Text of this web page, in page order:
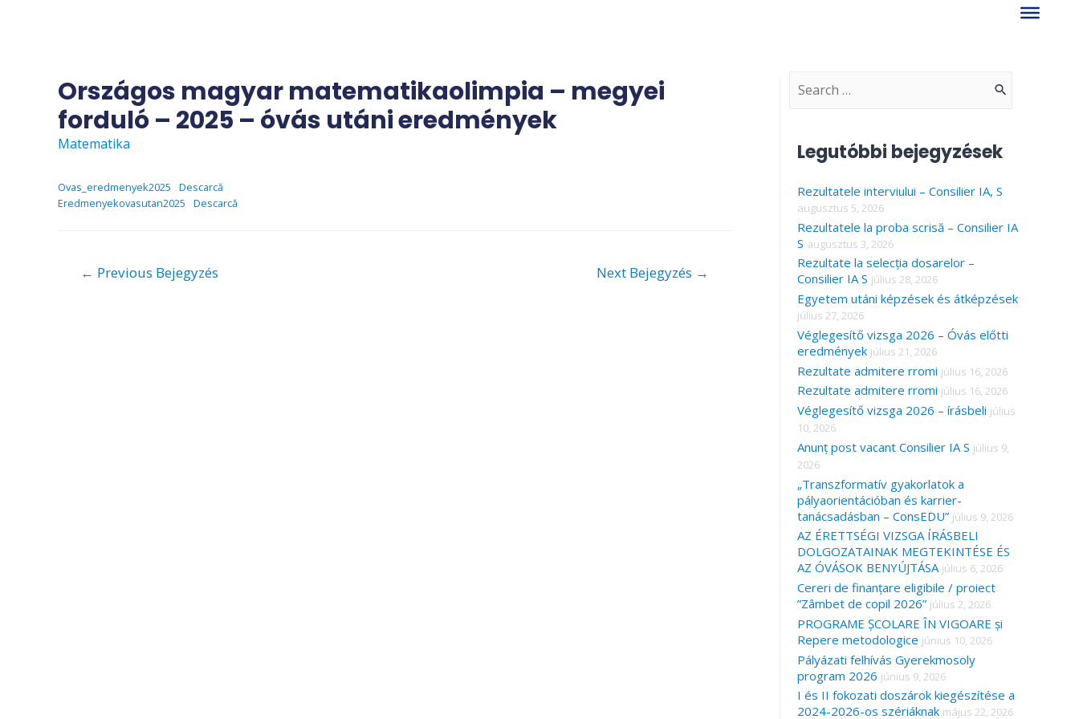
Országos magyar matematikaolimpia – megyei
forduló – 2025 – óvás utáni eredmények
Matematika
Ovas_eredmenyek2025
Descarcă
Eredmenyekovasutan2025
Descarcă
Bejegyzés
← Previous Bejegyzés Next Bejegyzés →
S
c
h
f
o
r
:
Legutóbbi bejegyzések
Rezultatele interviului – Consilier IA, S
augusztus 5, 2026
Rezultatele la proba scrisă – Consilier IA
S augusztus 3, 2026
Rezultate la selecția dosarelor –
Consilier IA S július 28, 2026
Egyetem utáni képzések és átképzések
július 27, 2026
Véglegesítő vizsga 2026 – Óvás előtti
eredmények július 21, 2026
Rezultate admitere rromi július 16, 2026
Rezultate admitere rromi július 16, 2026
Véglegesítő vizsga 2026 – írásbeli július
10, 2026
Anunț post vacant Consilier IA S július 9,
2026
„Transzformatív gyakorlatok a
pályaorientációban és karrier-
tanácsadásban – ConsEDU” július 9, 2026
AZ ÉRETTSÉGI VIZSGA ÍRÁSBELI
DOLGOZATAINAK MEGTEKINTÉSE ÉS
AZ ÓVÁSOK BENYÚJTÁSA július 6, 2026
Cereri de finanțare eligibile / proiect
”Zâmbet de copil 2026” július 2, 2026
PROGRAME ȘCOLARE ÎN VIGOARE și
Repere metodologice június 10, 2026
Pályázati felhívás Gyerekmosoly
program 2026 június 9, 2026
I és II fokozati doszárok kiegészítése a
2024-2026-os szériáknak május 22, 2026